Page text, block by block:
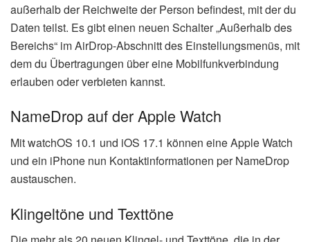
außerhalb der Reichweite der Person befindest, mit der du
Daten teilst. Es gibt einen neuen Schalter „Außerhalb des
Bereichs“ im AirDrop-Abschnitt des Einstellungsmenüs, mit
dem du Übertragungen über eine Mobilfunkverbindung
erlauben oder verbieten kannst.
NameDrop auf der Apple Watch
Mit watchOS 10.1 und iOS 17.1 können eine Apple Watch
und ein iPhone nun Kontaktinformationen per NameDrop
austauschen.
Klingeltöne und Texttöne